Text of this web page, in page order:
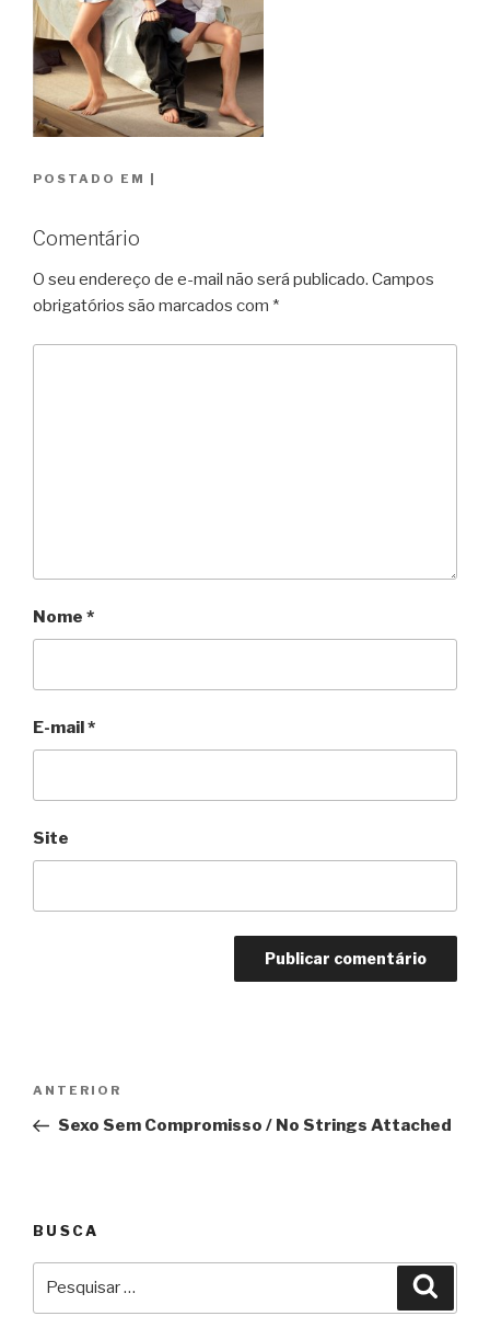
POSTADO EM
Comentário
O seu endereço de e-mail não será publicado. Campos
obrigatórios são marcados com *
Nome *
E-mail *
Site
Post
Anterior
ANTERIOR
Sexo Sem Compromisso / No Strings Attached
BUSCA